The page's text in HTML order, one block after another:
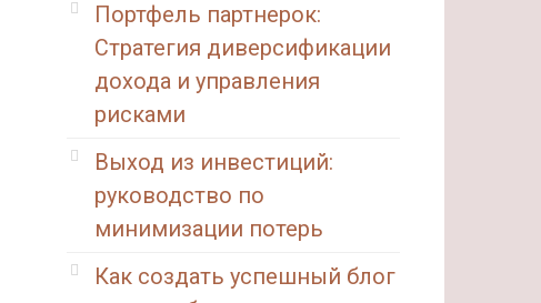
Портфель партнерок:
Стратегия диверсификации
дохода и управления
рисками
Выход из инвестиций:
руководство по
минимизации потерь
Как создать успешный блог